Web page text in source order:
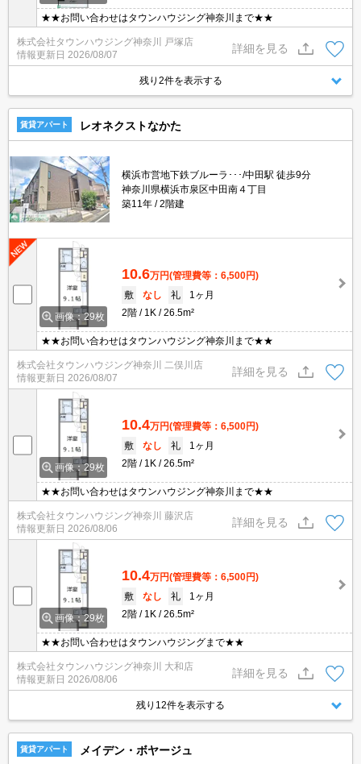
★★お問い合わせはタウンハウジング神奈川まで★★
株式会社タウンハウジング神奈川 戸塚店
情報更新日 2026/08/07
詳細を見る
残り2件を表示する
賃貸アパート レオネクストなかた
横浜市営地下鉄ブルーラ･･･/中田駅 徒歩9分
神奈川県横浜市泉区中田南４丁目
築11年
2階建
画像：29枚
10.6万円(管理費等：6,500円)
敷
なし 礼
1ヶ月
2階
1K 26.5m²
★★お問い合わせはタウンハウジング神奈川まで★★
株式会社タウンハウジング神奈川 二俣川店
情報更新日 2026/08/07
詳細を見る
画像：29枚
10.4万円(管理費等：6,500円)
敷
なし 礼
1ヶ月
2階
1K 26.5m²
★★お問い合わせはタウンハウジング神奈川まで★★
株式会社タウンハウジング神奈川 藤沢店
情報更新日 2026/08/06
詳細を見る
画像：29枚
10.4万円(管理費等：6,500円)
敷
なし 礼
1ヶ月
2階
1K 26.5m²
★★お問い合わせはタウンハウジングまで★★
株式会社タウンハウジング神奈川 大和店
情報更新日 2026/08/06
詳細を見る
残り12件を表示する
賃貸アパート メイデン・ボヤージュ